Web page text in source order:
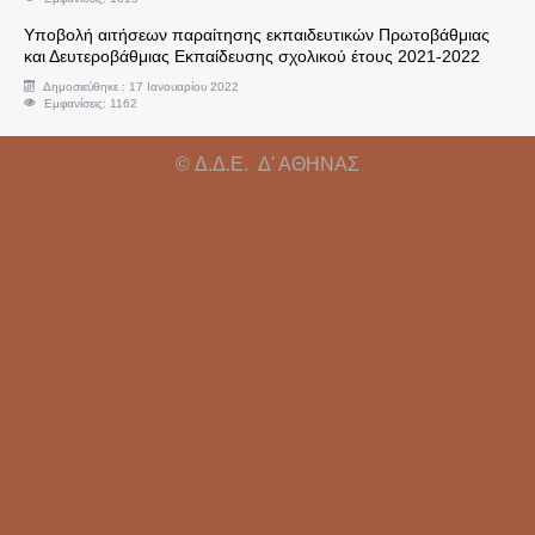
Υπεύθυνοι Εργαστηρίων
Άδειες
Υποβολή αιτήσεων παραίτησης εκπαιδευτικών Πρωτοβάθμιας
και Δευτεροβάθμιας Εκπαίδευσης σχολικού έτους 2021-2022
Δημοσιεύθηκε : 17 Ιανουαρίου 2022
Εμφανίσεις: 1162
© Δ.Δ.Ε. Δ' ΑΘΗΝΑΣ